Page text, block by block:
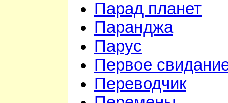
Парад планет
Паранджа
Парус
Первое
Переводчик